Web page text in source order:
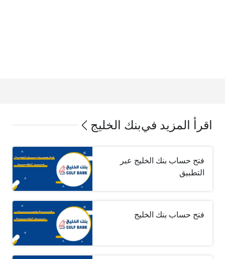
اقرأ المزيد فيبنك الخليج
فتح حساب بنك الخليج عبر
التطبيق
فتح حساب بنك الخليج